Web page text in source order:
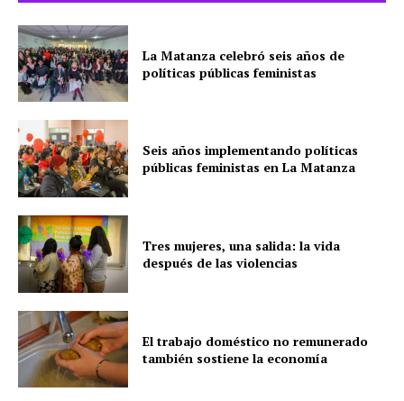
La Matanza celebró seis años de
políticas públicas feministas
Seis años implementando políticas
públicas feministas en La Matanza
Tres mujeres, una salida: la vida
después de las violencias
El trabajo doméstico no remunerado
también sostiene la economía